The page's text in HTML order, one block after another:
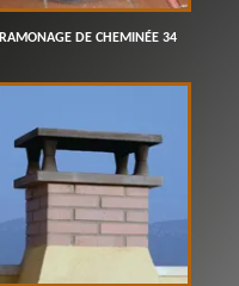
RAMONAGE DE CHEMINÉE 34